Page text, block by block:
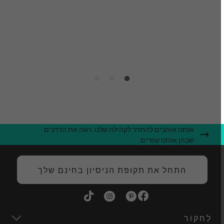
אנחנו אוהבים להחזיר לקהילה שלנו. ראה את הדרכים
שבהן אנחנו עוזרים.
התחל את תקופת הניסיון בחינם שלך
לַחקוֹר